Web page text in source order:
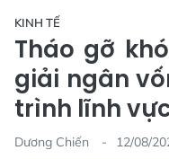
KINH TẾ
Tháo gỡ
giải ngân
trình lĩnh
Dương Chiến
12/08/